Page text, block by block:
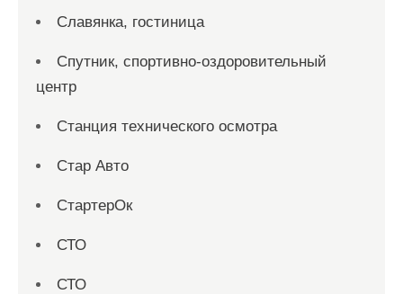
Славянка, гостиница
Спутник, спортивно-оздоровительный
центр
Станция технического осмотра
Стар Авто
СтартерОк
СТО
СТО